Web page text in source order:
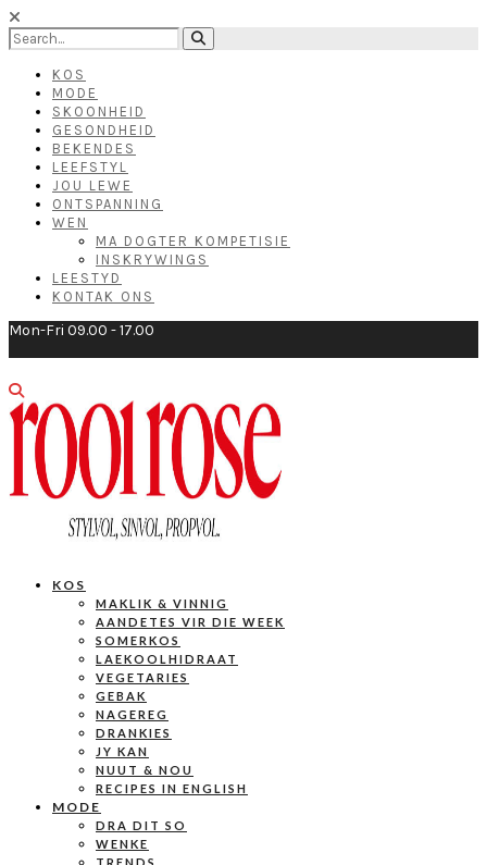
KOS
MODE
SKOONHEID
GESONDHEID
BEKENDES
LEEFSTYL
JOU LEWE
ONTSPANNING
WEN
MA DOGTER KOMPETISIE
INSKRYWINGS
LEESTYD
KONTAK ONS
Mon-Fri 09.00 - 17.00
KOS
MAKLIK & VINNIG
AANDETES VIR DIE WEEK
SOMERKOS
LAEKOOLHIDRAAT
VEGETARIES
GEBAK
NAGEREG
DRANKIES
JY KAN
NUUT & NOU
RECIPES IN ENGLISH
MODE
DRA DIT SO
WENKE